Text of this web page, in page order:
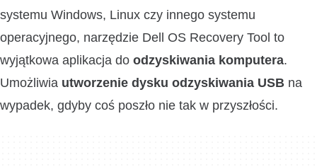
systemu Windows, Linux czy innego systemu
operacyjnego, narzędzie Dell OS Recovery Tool to
wyjątkowa aplikacja do odzyskiwania komputera.
Umożliwia utworzenie dysku odzyskiwania USB na
wypadek, gdyby coś poszło nie tak w przyszłości.